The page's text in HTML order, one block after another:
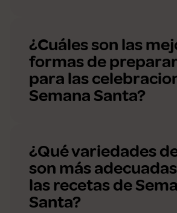
¿Cuáles son las
formas de
para las
Semana Santa?
¿Qué variedades
son más
las recetas de
Santa?